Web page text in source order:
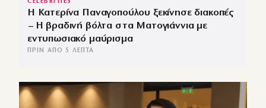
Η Κατερίνα Παναγοπούλου ξεκίνησε διακοπές
– Η βραδινή βόλτα στα Ματογιάννια με
εντυπωσιακό μαύρισμα
ΠΡΙΝ ΑΠΌ 5 ΛΕΠΤΆ